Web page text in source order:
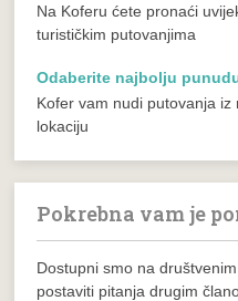
Na Koferu ćete pronaći
turističkim putovanjima
Odaberite najbolju
Kofer vam nudi putovanja
lokaciju
Pokrebna vam je
Dostupni smo na
postaviti pitanja drugim